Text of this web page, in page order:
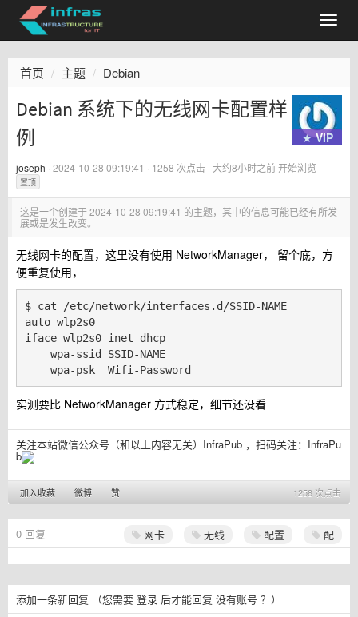
首页 主题 Debian
★ VIP
Debian 系统下的无线网卡配置样
例
joseph · 2024-10-28 09:19:41 · 1258 次点击 · 大约8小时之前开始浏览
置顶
这是一个创建于2024-10-28 09:19:41 的主题，其中的信息可能已经有所发
展或是发生改变。
无线网卡的配置，这里没有使用 NetworkManager， 留个底，方
便重复使用，
$ cat /etc/network/interfaces.d/SSID-NAME
auto wlp2s0
iface wlp2s0 inet dhcp
实测要比 NetworkManager 方式稳定，细节还没看
关注本站微信公众号（和以上内容无关）InfraPub ，扫码关注： InfraPu
b
1258 次点击
加入收藏 微博 赞
网卡 无线 配置 配
0 回复
添加一条新回复 （您需要 登录 后才能回复 没有账号 ？）